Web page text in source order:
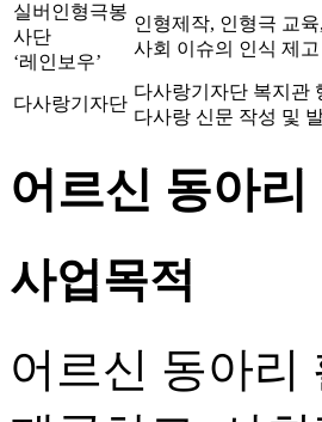
실버인형극봉
사단
‘레인보우’
인형제작, 인형극 교
사회 이슈의 인식 제고
다사랑기자단
다사랑기자단 복지관
다사랑 신문 작성 및
어르신 동아리
사업목적
어르신 동아리